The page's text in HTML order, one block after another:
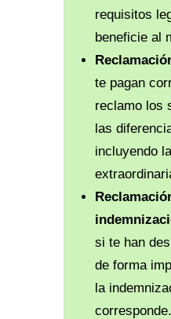
requisitos
beneficie al
te pagan
reclamo los
las
incluyendo
si te han
de forma
la
corresponde.